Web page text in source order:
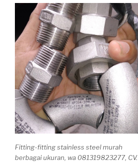
Fitting-fitting stainless steel murah
berbagai ukuran, wa 081319823277, CV.